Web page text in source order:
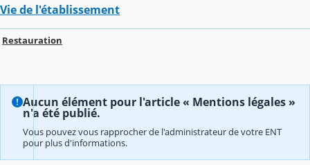
Vie de l'établissement
Restauration
Aucun élément pour l'article « Mentions légales »
n'a été publié.
Vous pouvez vous rapprocher de l'administrateur de votre ENT
pour plus d'informations.